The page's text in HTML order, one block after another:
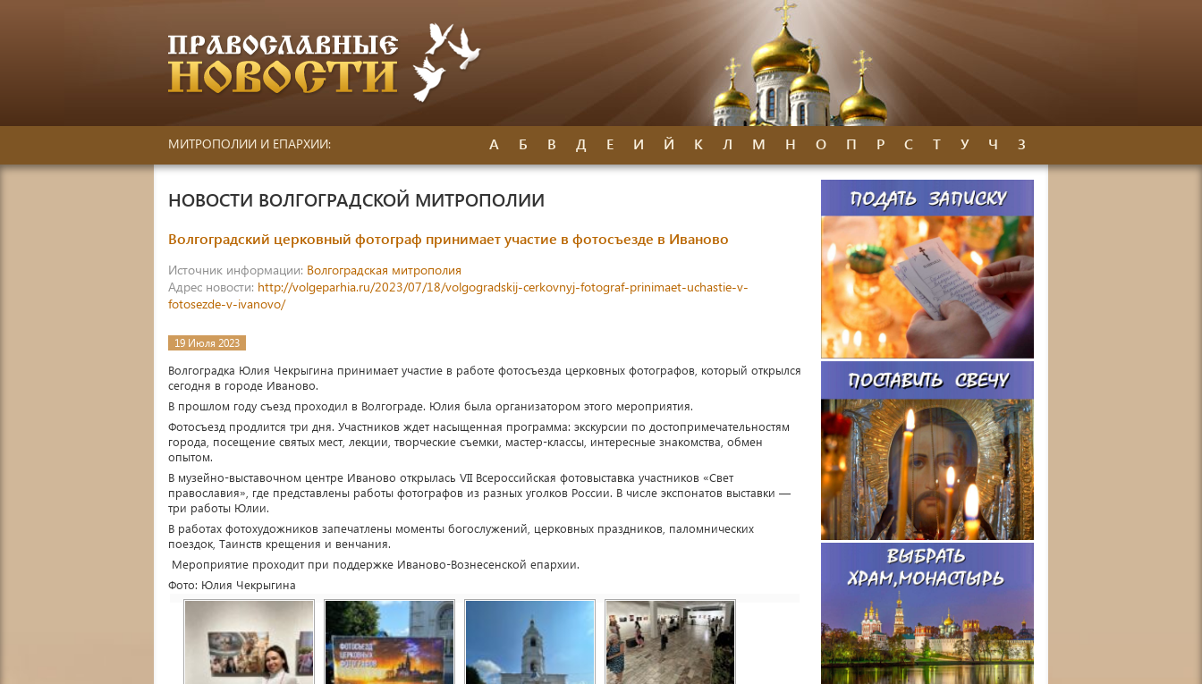
МИТРОПОЛИИ И ЕПАРХИИ: А Б В Д Е И Й К Л М Н О П Р С Т У Ч З
НОВОСТИ ВОЛГОГРАДСКОЙ МИТРОПОЛИИ
Волгоградский церковный фотограф принимает участие в фотосъезде в Иваново
Источник информации: Волгоградская митрополия
Адрес новости: http://volgeparhia.ru/2023/07/18/volgogradskij-cerkovnyj-fotograf-prinimaet-uchastie-v-
fotosezde-v-ivanovo/
19 Июля 2023
Волгоградка Юлия Чекрыгина принимает участие в работе фотосъезда церковных фотографов, который открылся
сегодня в городе Иваново.
В прошлом году съезд проходил в Волгограде. Юлия была организатором этого мероприятия.
Фотосъезд продлится три дня. Участников ждет насыщенная программа: экскурсии по достопримечательностям
города, посещение святых мест, лекции, творческие съемки, мастер-классы, интересные знакомства, обмен
опытом.
В музейно-выставочном центре Иваново открылась VII Всероссийская фотовыставка участников «Свет
православия», где представлены работы фотографов из разных уголков России. В числе экспонатов выставки —
три работы Юлии.
В работах фотохудожников запечатлены моменты богослужений, церковных праздников, паломнических
поездок, Таинств крещения и венчания.
Мероприятие проходит при поддержке Иваново-Вознесенской епархии.
Фото: Юлия Чекрыгина